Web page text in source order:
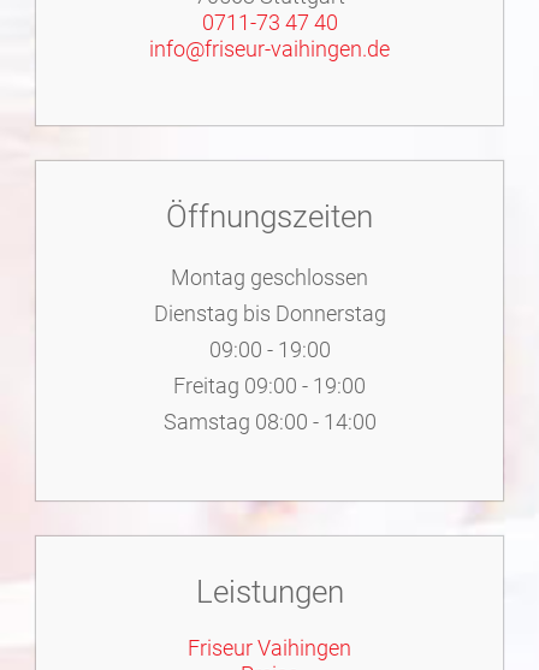
0711-73 47 40
info@friseur-vaihingen.de
Öffnungszeiten
Montag geschlossen
Dienstag bis Donnerstag
09:00 - 19:00
Freitag 09:00 - 19:00
Samstag 08:00 - 14:00
Leistungen
Friseur Vaihingen